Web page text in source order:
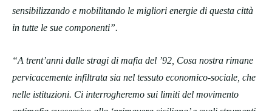
sensibilizzando e mobilitando le migliori energie di questa città
in tutte le sue componenti”.
“A trent’anni dalle stragi di mafia del ’92, Cosa nostra rimane
pervicacemente infiltrata sia nel tessuto economico-sociale, che
nelle istituzioni. Ci interrogheremo sui limiti del movimento